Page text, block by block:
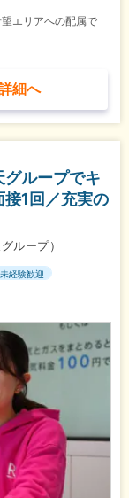
エリアへの配属で
細へ
グループでキ
1回／充実の
ループ）
経験歓迎